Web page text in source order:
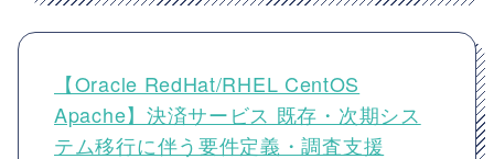
【Oracle RedHat/RHEL CentOS
Apache】決済サービス 既存・次期シス
テム移行に伴う要件定義・調査支援